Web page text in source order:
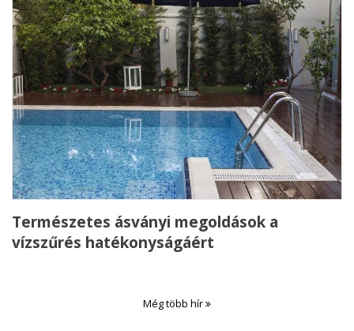
Természetes ásványi megoldások a
vízszűrés hatékonyságáért
Még több hír